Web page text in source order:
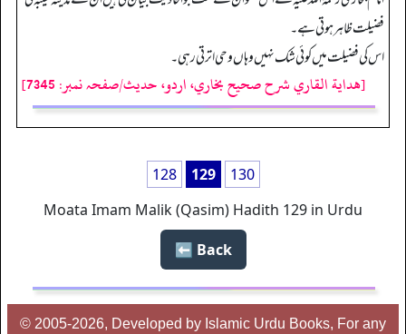
فضیلت ظاہر ہوتی ہے۔
اس کی فضیلت میں کوئی شک نہیں وہاں وحی اترتی رہی۔
[هداية القاري شرح صحيح بخاري، اردو، حدیث/صفحہ نمبر: 7345]
128 129
130
Moata Imam Malik (Qasim) Hadith 129 in Urdu
Back ⬅️
© 2005-2026, Developed by Islamic Urdu Books, For any